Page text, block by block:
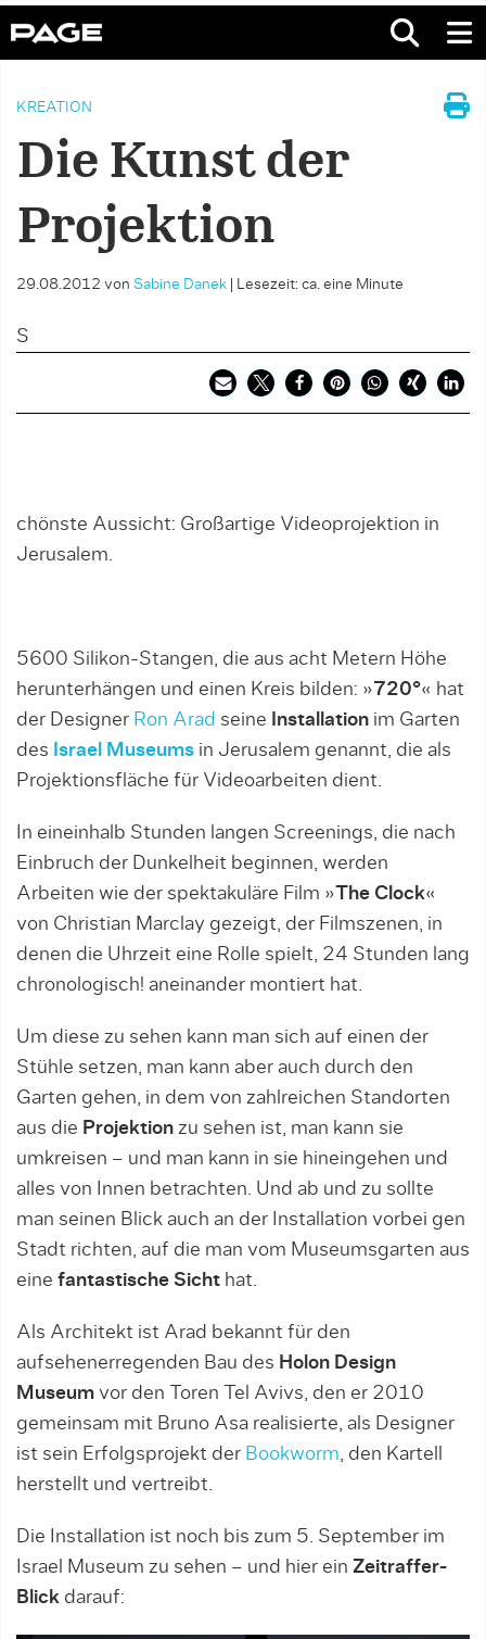
KREATION
Die Kunst der
Projektion
29.08.2012 von Sabine Danek Lesezeit: ca. eine Minute
S
chönste Aussicht: Großartige Videoprojektion in
Jerusalem.
5600 Silikon-Stangen, die aus acht Metern Höhe
herunterhängen und einen Kreis bilden: »720°« hat
der Designer Ron Arad seine Installation im Garten
des Israel Museums in Jerusalem genannt, die als
Projektionsfläche für Videoarbeiten dient.
In eineinhalb Stunden langen Screenings, die nach
Einbruch der Dunkelheit beginnen, werden
Arbeiten wie der spektakuläre Film »The Clock«
von Christian Marclay gezeigt, der Filmszenen, in
denen die Uhrzeit eine Rolle spielt, 24 Stunden lang
chronologisch! aneinander montiert hat.
Um diese zu sehen kann man sich auf einen der
Stühle setzen, man kann aber auch durch den
Garten gehen, in dem von zahlreichen Standorten
aus die Projektion zu sehen ist, man kann sie
umkreisen – und man kann in sie hineingehen und
alles von Innen betrachten. Und ab und zu sollte
man seinen Blick auch an der Installation vorbei gen
Stadt richten, auf die man vom Museumsgarten aus
eine fantastische Sicht hat.
Als Architekt ist Arad bekannt für den
aufsehenerregenden Bau des Holon Design
Museum vor den Toren Tel Avivs, den er 2010
gemeinsam mit Bruno Asa realisierte, als Designer
ist sein Erfolgsprojekt der Bookworm, den Kartell
herstellt und vertreibt.
Die Installation ist noch bis zum 5. September im
Israel Museum zu sehen – und hier ein Zeitraffer-
Blick darauf: